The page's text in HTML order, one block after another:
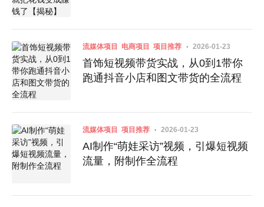
流媒体项目 电商项目 项目推荐 2026-01-23
首饰短视频带货实战，从0到1带你
跑通抖音小店和图文带货的全流程
流媒体项目 项目推荐 2026-01-23
AI制作“萌娃采访”视频，引爆短视频
流量，附制作全流程